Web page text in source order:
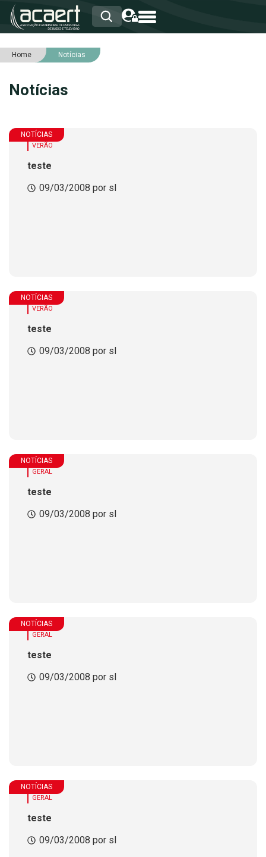
HOME
ASSOCIADOS
NOTÍCIAS
SERVIÇOS
Home Notícias
Notícias
NOTÍCIAS
VERÃO
teste
09/03/2008 por sl
NOTÍCIAS
VERÃO
teste
09/03/2008 por sl
NOTÍCIAS
GERAL
teste
09/03/2008 por sl
NOTÍCIAS
GERAL
teste
09/03/2008 por sl
NOTÍCIAS
GERAL
teste
09/03/2008 por sl